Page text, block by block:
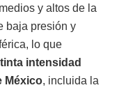
y altos de la
baja presión y
lo que
intensidad
México, incluida la